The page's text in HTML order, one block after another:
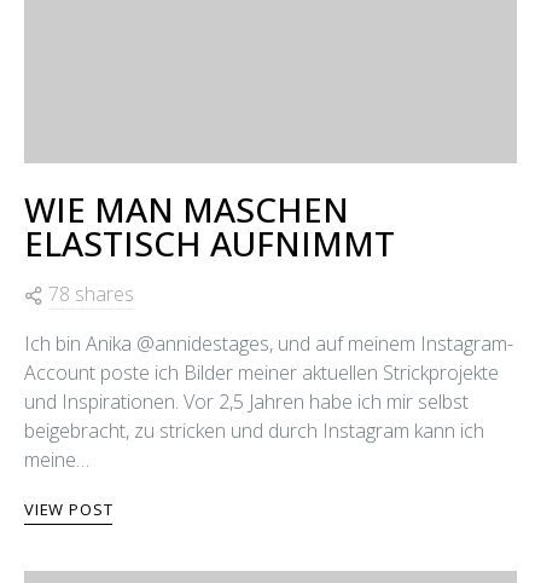
WIE MAN MASCHEN
ELASTISCH AUFNIMMT
Ich bin Anika @annidestages, und auf meinem Instagram-
Account poste ich Bilder meiner aktuellen Strickprojekte
und Inspirationen. Vor 2,5 Jahren habe ich mir selbst
beigebracht, zu stricken und durch Instagram kann ich